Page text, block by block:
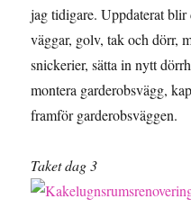
jag tidigare. Uppdaterat blir
väggar, golv, tak och dörr,
snickerier, sätta in nytt
montera garderobsvägg,
framför garderobsväggen.
Taket dag 3